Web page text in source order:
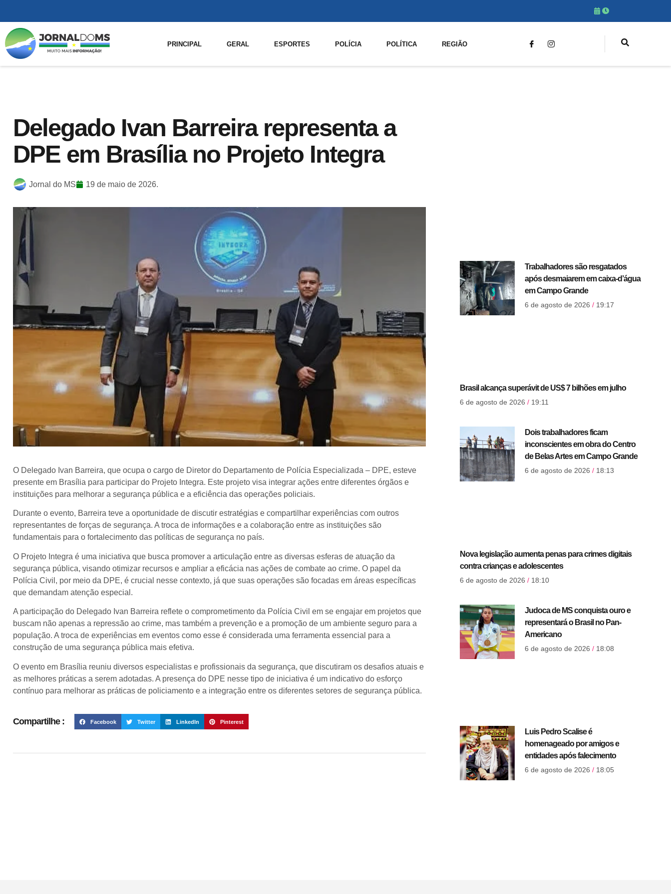
PRINCIPAL GERAL ESPORTES POLÍCIA POLÍTICA REGIÃO
Delegado Ivan Barreira representa a
DPE em Brasília no Projeto Integra
Jornal do MS 19 de maio de 2026.
O Delegado Ivan Barreira, que ocupa o cargo de Diretor do Departamento de Polícia Especializada – DPE, esteve
presente em Brasília para participar do Projeto Integra. Este projeto visa integrar ações entre diferentes órgãos e
instituições para melhorar a segurança pública e a eficiência das operações policiais.
Durante o evento, Barreira teve a oportunidade de discutir estratégias e compartilhar experiências com outros
representantes de forças de segurança. A troca de informações e a colaboração entre as instituições são
fundamentais para o fortalecimento das políticas de segurança no país.
O Projeto Integra é uma iniciativa que busca promover a articulação entre as diversas esferas de atuação da
segurança pública, visando otimizar recursos e ampliar a eficácia nas ações de combate ao crime. O papel da
Polícia Civil, por meio da DPE, é crucial nesse contexto, já que suas operações são focadas em áreas específicas
que demandam atenção especial.
A participação do Delegado Ivan Barreira reflete o comprometimento da Polícia Civil em se engajar em projetos que
buscam não apenas a repressão ao crime, mas também a prevenção e a promoção de um ambiente seguro para a
população. A troca de experiências em eventos como esse é considerada uma ferramenta essencial para a
construção de uma segurança pública mais efetiva.
O evento em Brasília reuniu diversos especialistas e profissionais da segurança, que discutiram os desafios atuais e
as melhores práticas a serem adotadas. A presença do DPE nesse tipo de iniciativa é um indicativo do esforço
contínuo para melhorar as práticas de policiamento e a integração entre os diferentes setores de segurança pública.
Compartilhe : Facebook Twitter LinkedIn Pinterest
Trabalhadores são resgatados
após desmaiarem em caixa-d’água
em Campo Grande
6 de agosto de 2026 19:17
Brasil alcança superávit de US$ 7 bilhões em julho
6 de agosto de 2026 19:11
Dois trabalhadores ficam
inconscientes em obra do Centro
de Belas Artes em Campo Grande
6 de agosto de 2026 18:13
Nova legislação aumenta penas para crimes digitais
contra crianças e adolescentes
6 de agosto de 2026 18:10
Judoca de MS conquista ouro e
representará o Brasil no Pan-
Americano
6 de agosto de 2026 18:08
Luis Pedro Scalise é
homenageado por amigos e
entidades após falecimento
6 de agosto de 2026 18:05